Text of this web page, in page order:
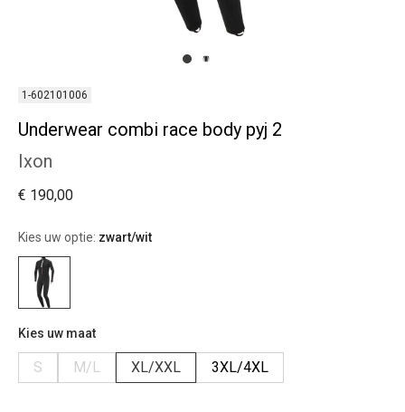
1-602101006
Underwear combi race body pyj 2
Ixon
€ 190,00
Kies uw optie: zwart/wit
Kies uw maat
S M/L XL/XXL 3XL/4XL